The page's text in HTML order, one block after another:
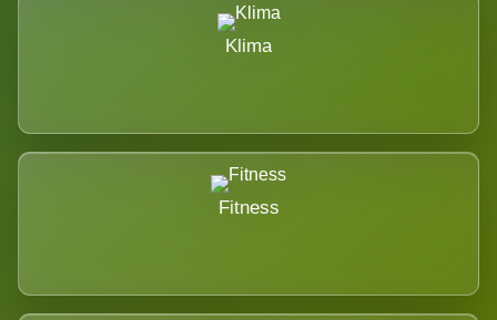
Klima
Fitness